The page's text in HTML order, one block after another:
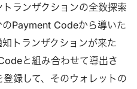
ランザクションの全数探索
Payment Codeから導いた
トランザクションが来た
と組み合わせて導出さ
録して、そのウォレットの